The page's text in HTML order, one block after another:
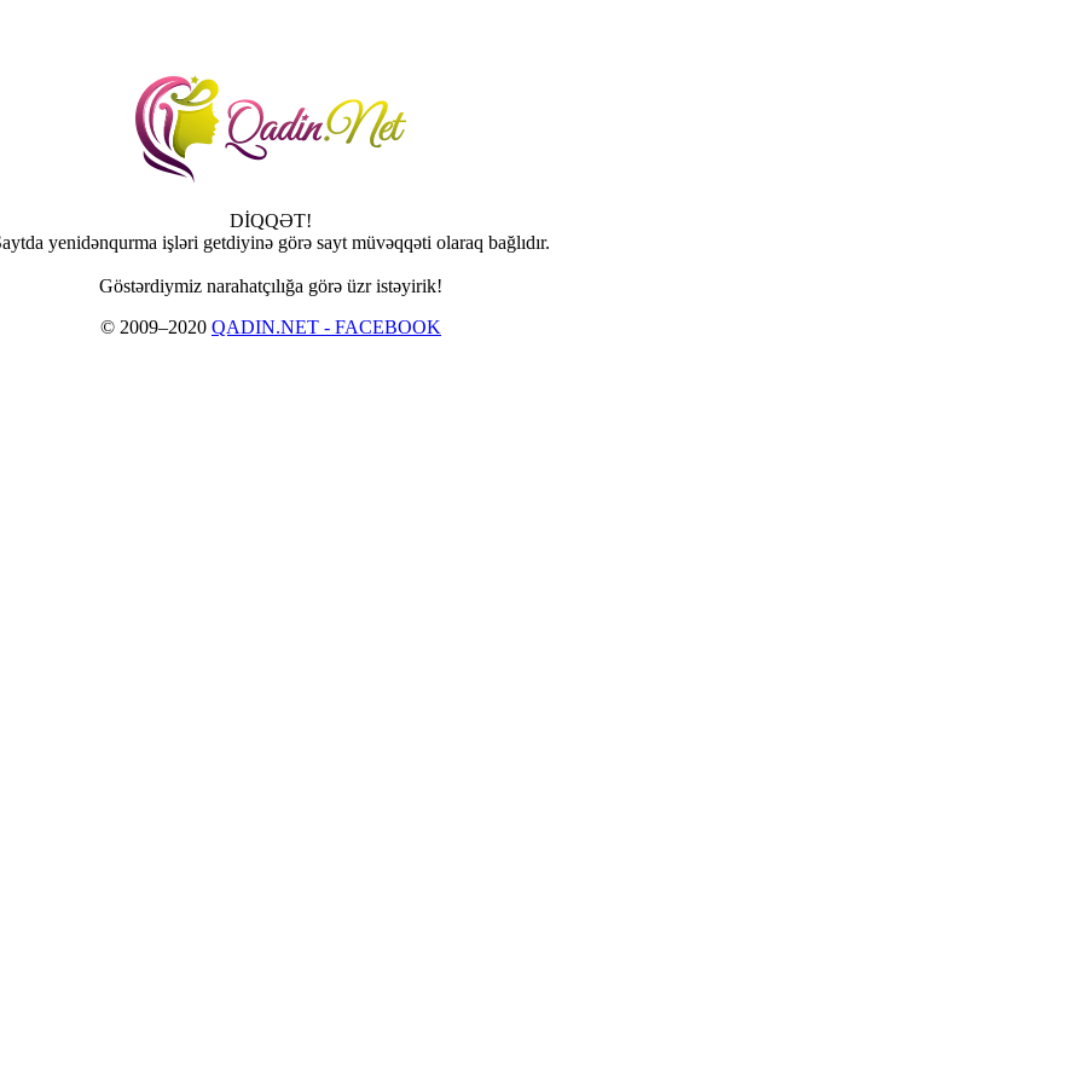
DİQQƏT!
yenidənqurma işləri getdiyinə görə sayt müvəqqəti olaraq bağlıdır.
Göstərdiymiz narahatçılığa görə üzr istəyirik!
© 2009–2020 QADIN.NET - FACEBOOK